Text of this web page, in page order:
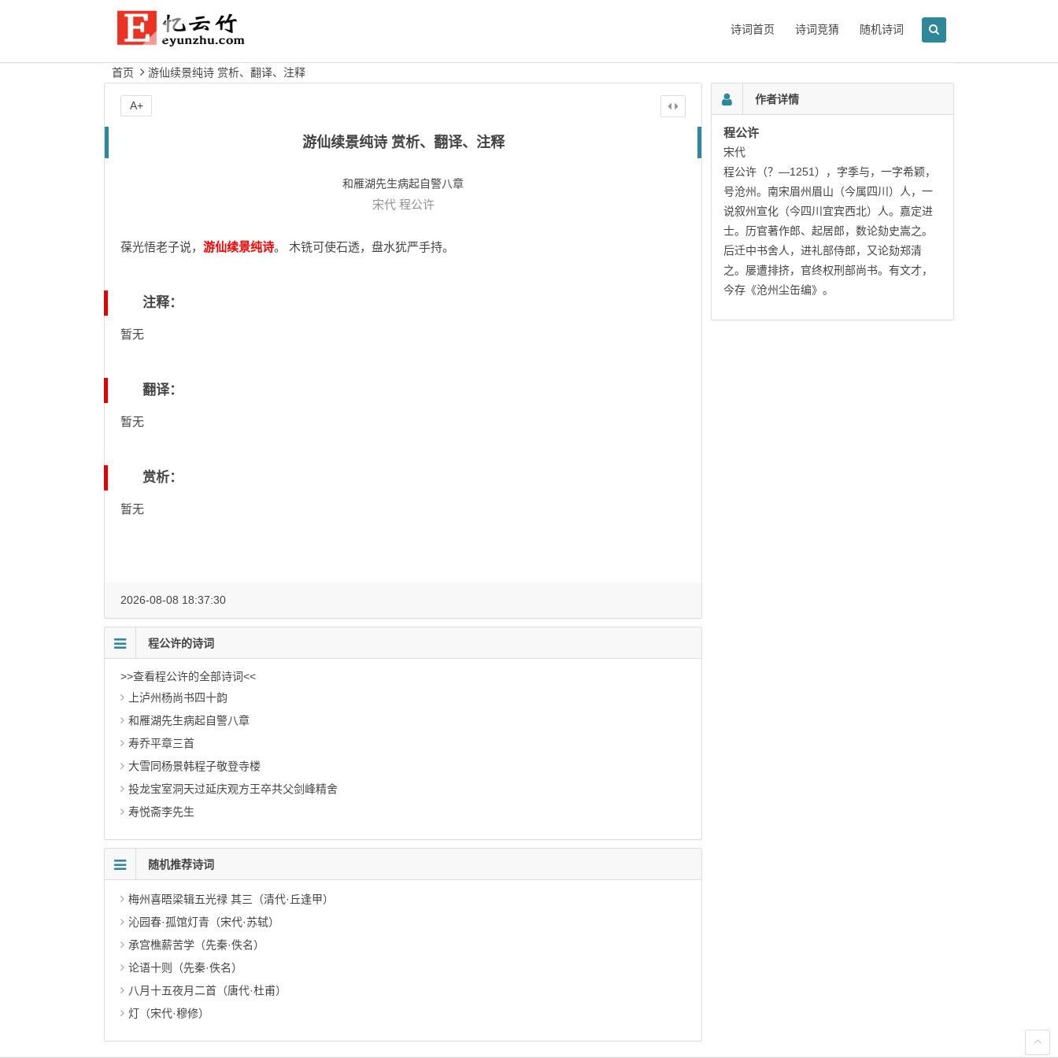
诗词首页 诗词竞猜 随机诗词
首页 游仙续景纯诗 赏析、翻译、注释
游仙续景纯诗 赏析、翻译、注释
和雁湖先生病起自警八章
宋代 程公许
葆光悟老子说， 游仙续景纯诗。 木铣可使石透，盘水犹严手持。
注释：
暂无
翻译：
暂无
赏析：
暂无
A+
2026-08-08 18:37:30
程公许的诗词
>>查看程公许的全部诗词<<
上泸州杨尚书四十韵
和雁湖先生病起自警八章
寿乔平章三首
大雪同杨景韩程子敬登寺楼
投龙宝室洞天过延庆观方王卒共父剑峰精舍
寿悦斋李先生
随机推荐诗词
梅州喜晤梁辑五光禄 其三（清代·丘逢甲）
沁园春·孤馆灯青（宋代·苏轼）
承宫樵薪苦学（先秦·佚名）
论语十则（先秦·佚名）
八月十五夜月二首（唐代·杜甫）
灯（宋代·穆修）
作者详情
程公许
宋代
程公许（？—1251），字季与，一字希颖，
号沧州。南宋眉州眉山（今属四川）人，一
说叙州宣化（今四川宜宾西北）人。嘉定进
士。历官著作郎、起居郎，数论劾史嵩之。
后迁中书舍人，进礼部侍郎，又论劾郑清
之。屡遭排挤，官终权刑部尚书。有文才，
今存《沧州尘缶编》。